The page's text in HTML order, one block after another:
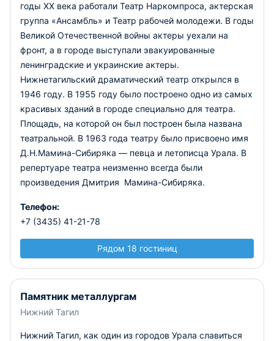
годы ХХ века работали Театр Наркомпроса, актерская
группа «Ансамбль» и Театр рабочей молодежи. В годы
Великой Отечественной войны актеры уехали на
фронт, а в городе выступали эвакуированные
ленинградские и украинские актеры.
Нижнетагильский драматический театр открылся в
1946 году. В 1955 году было построено одно из самых
красивых зданий в городе специально для театра.
Площадь, на которой он был построен была названа
театральной. В 1963 года театру было присвоено имя
Д.Н.Мамина-Сибиряка — певца и летописца Урала. В
репертуаре театра неизменно всегда были
произведения Дмитрия Мамина-Сибиряка.
Телефон:
+7 (3435) 41-21-78
Рядом 18 гостиниц
Памятник металлургам
Нижний Тагил
Нижний Тагил, как один из городов Урала славиться